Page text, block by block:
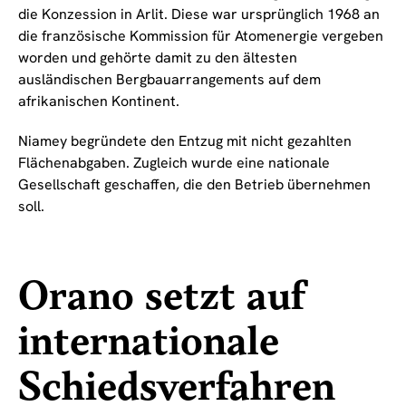
die Konzession in Arlit. Diese war ursprünglich 1968 an
die französische Kommission für Atomenergie vergeben
worden und gehörte damit zu den ältesten
ausländischen Bergbauarrangements auf dem
afrikanischen Kontinent.
Niamey begründete den Entzug mit nicht gezahlten
Flächenabgaben. Zugleich wurde eine nationale
Gesellschaft geschaffen, die den Betrieb übernehmen
soll.
Orano setzt auf
internationale
Schiedsverfahren